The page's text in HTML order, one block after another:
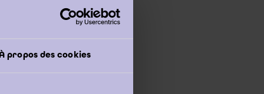
propos des cookies
pénal n’est pas
dont les
délictueuse et